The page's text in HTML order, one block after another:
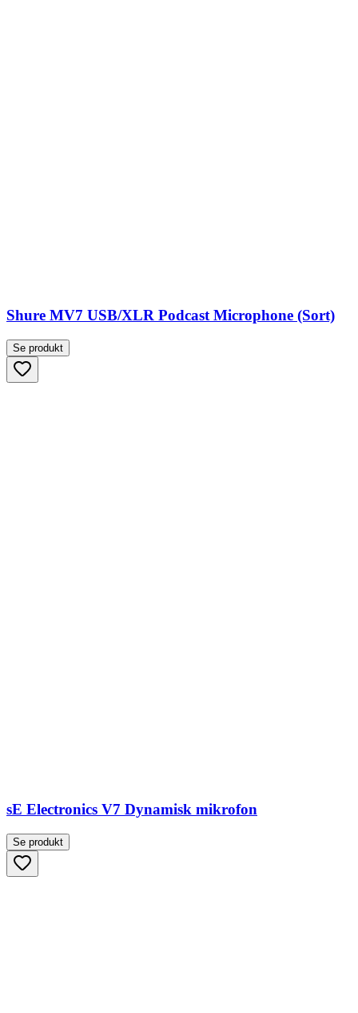
Shure MV7 USB/XLR Podcast Microphone (Sort)
Se produkt
sE Electronics V7 Dynamisk mikrofon
Se produkt